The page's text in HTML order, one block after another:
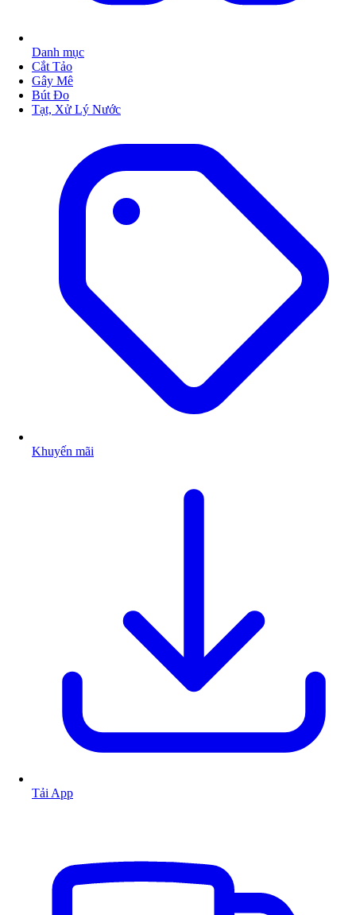
Danh mục
Cắt Tảo
Gây Mê
Bút Đo
Tạt, Xử Lý Nước
Khuyến mãi
Tải App